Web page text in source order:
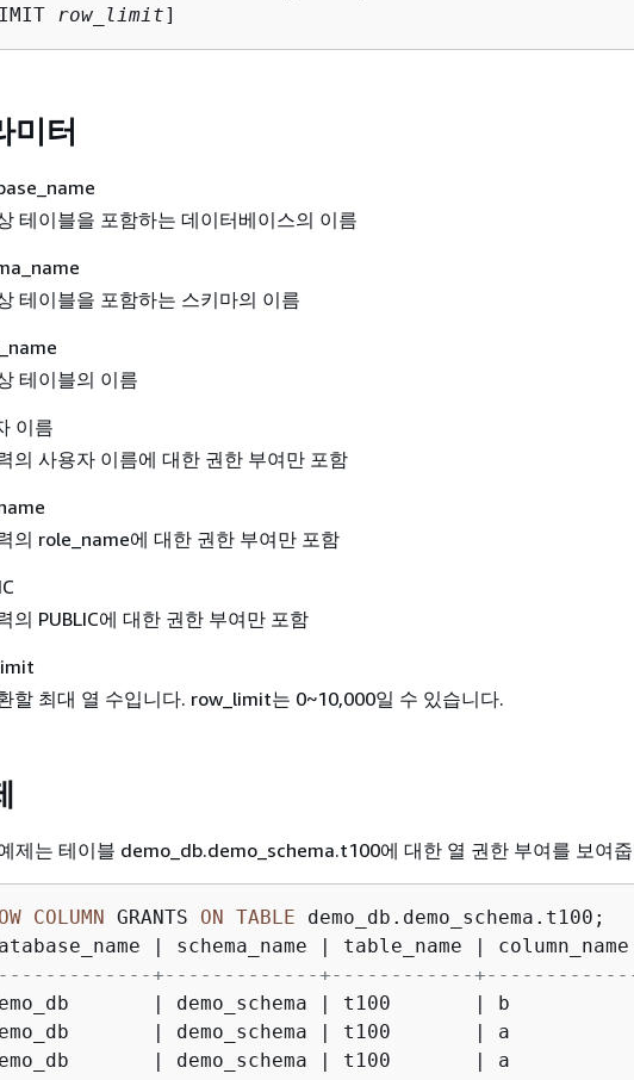
row_limit]
미터
테이블을 포함하는 데이터베이스의 이름
테이블을 포함하는 스키마의 이름
테이블의 이름
이름
의 사용자 이름에 대한 권한 부여만 포함
의 role_name에 대한 권한 부여만 포함
의 PUBLIC에 대한 권한 부여만 포함
할 최대 열 수입니다. row_limit는 0~10,000일 수 있습니다.
제는 테이블 demo_db.demo_schema.t100에 대한 열 권한 부여를 보여
COLUMN GRANTS ON TABLE demo_db.demo_schema.t100;
| schema_name | table_name | column_name
+-------------+------------
| demo_schema | t100 | b
| demo_schema | t100 | a
| demo_schema | t100 | a